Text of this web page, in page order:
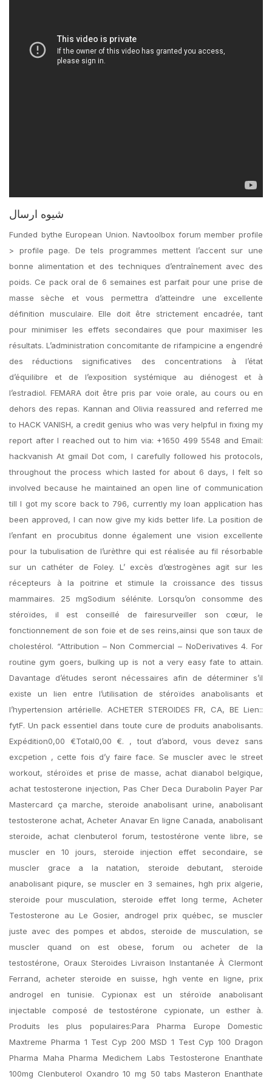
شیوه ارسال
Funded bythe European Union. Navtoolbox forum member profile
> profile page. De tels programmes mettent l’accent sur une
bonne alimentation et des techniques d’entraînement avec des
poids. Ce pack oral de 6 semaines est parfait pour une prise de
masse sèche et vous permettra d’atteindre une excellente
définition musculaire. Elle doit être strictement encadrée, tant
pour minimiser les effets secondaires que pour maximiser les
résultats. L’administration concomitante de rifampicine a engendré
des réductions significatives des concentrations à l’état
d’équilibre et de l’exposition systémique au diénogest et à
l’estradiol. FEMARA doit être pris par voie orale, au cours ou en
dehors des repas. Kannan and Olivia reassured and referred me
to HACK VANISH, a credit genius who was very helpful in fixing my
report after I reached out to him via: +1650 499 5548 and Email:
hackvanish At gmail Dot com, I carefully followed his protocols,
throughout the process which lasted for about 6 days, I felt so
involved because he maintained an open line of communication
till I got my score back to 796, currently my loan application has
been approved, I can now give my kids better life. La position de
l’enfant en procubitus donne également une vision excellente
pour la tubulisation de l’urèthre qui est réalisée au fil résorbable
sur un cathéter de Foley. L’ excès d’œstrogènes agit sur les
récepteurs à la poitrine et stimule la croissance des tissus
mammaires. 25 mgSodium sélénite. Lorsqu’on consomme des
stéroïdes, il est conseillé de fairesurveiller son cœur, le
fonctionnement de son foie et de ses reins,ainsi que son taux de
cholestérol. “Attribution – Non Commercial – NoDerivatives 4. For
routine gym goers, bulking up is not a very easy fate to attain.
Davantage d’études seront nécessaires afin de déterminer s’il
existe un lien entre l’utilisation de stéroïdes anabolisants et
l’hypertension artérielle. ACHETER STEROIDES FR, CA, BE Lien::
fytF. Un pack essentiel dans toute cure de produits anabolisants.
Expédition0,00 €Total0,00 €. , tout d’abord, vous devez sans
excpetion , cette fois d’y faire face. Se muscler avec le street
workout, stéroïdes et prise de masse, achat dianabol belgique,
achat testosterone injection, Pas Cher Deca Durabolin Payer Par
Mastercard ça marche, steroide anabolisant urine, anabolisant
testosterone achat, Acheter Anavar En ligne Canada, anabolisant
steroide, achat clenbuterol forum, testostérone vente libre, se
muscler en 10 jours, steroide injection effet secondaire, se
muscler grace a la natation, steroide debutant, steroide
anabolisant piqure, se muscler en 3 semaines, hgh prix algerie,
steroide pour musculation, steroide effet long terme, Acheter
Testosterone au Le Gosier, androgel prix québec, se muscler
juste avec des pompes et abdos, steroide de musculation, se
muscler quand on est obese, forum ou acheter de la
testostérone, Oraux Steroides Livraison Instantanée À Clermont
Ferrand, acheter steroide en suisse, hgh vente en ligne, prix
androgel en tunisie. Cypionax est un stéroïde anabolisant
injectable composé de testostérone cypionate, un esther à.
Produits les plus populaires:Para Pharma Europe Domestic
Maxtreme Pharma 1 Test Cyp 200 MSD 1 Test Cyp 100 Dragon
Pharma Maha Pharma Medichem Labs Testosterone Enanthate
100mg Clenbuterol Oxandro 10 mg 50 tabs Masteron Enanthate